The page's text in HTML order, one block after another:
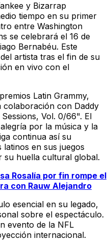
y Bizarrap
tiempo en su primer
entre Washington
se celebrará el 16 de
Bernabéu. Este
artista tras el fin de su
en vivo con el
Latin Grammy,
colaboración con Daddy
Vol. 0/66". El
por la música y la
continua así su
latinos en sus juegos
su huella cultural global.
Rosalía por fin rompe el
con Rauw Alejandro
esencial en su legado,
sobre el espectáculo.
evento de la NFL
internacional.